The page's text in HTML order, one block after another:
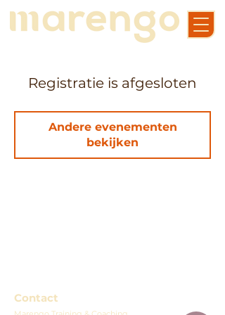
Registratie is afgesloten
Andere evenementen
bekijken
Contact